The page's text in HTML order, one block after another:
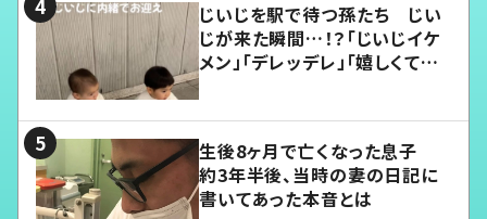
じいじを駅で待つ孫たち じい
じが来た瞬間…！？「じいじイケ
メン」「デレッデレ」「嬉しくて可
生後8ヶ月で亡くなった息子
約3年半後、当時の妻の日記に
書いてあった本音とは